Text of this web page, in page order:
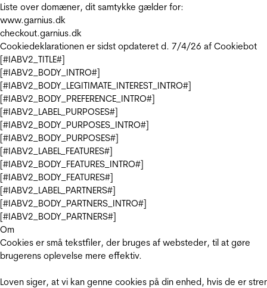
Liste over domæner, dit samtykke gælder for:
www.garnius.dk
checkout.garnius.dk
Cookiedeklarationen er sidst opdateret d. 7/4/26 af Cookiebot
[#IABV2_TITLE#]
[#IABV2_BODY_INTRO#]
[#IABV2_BODY_LEGITIMATE_INTEREST_INTRO#]
[#IABV2_BODY_PREFERENCE_INTRO#]
[#IABV2_LABEL_PURPOSES#]
[#IABV2_BODY_PURPOSES_INTRO#]
[#IABV2_BODY_PURPOSES#]
[#IABV2_LABEL_FEATURES#]
[#IABV2_BODY_FEATURES_INTRO#]
[#IABV2_BODY_FEATURES#]
[#IABV2_LABEL_PARTNERS#]
[#IABV2_BODY_PARTNERS_INTRO#]
[#IABV2_BODY_PARTNERS#]
Om
Cookies er små tekstfiler, der bruges af websteder, til at gøre
brugerens oplevelse mere effektiv.
Loven siger, at vi kan genne cookies på din enhed, hvis de er